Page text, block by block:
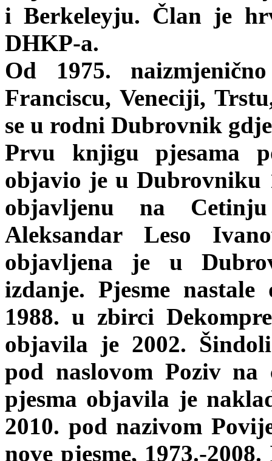
i Berkeleyju. Član je
DHKP-a.
Od 1975.
Franciscu, Veneciji,
se u rodni Dubrovnik
Prvu knjigu pjesama
objavio je u Dubrovniku
objavljenu na
Aleksandar Leso
objavljena je u
izdanje. Pjesme
1988. u zbirci
objavila je 2002.
pod naslovom Poziv
pjesma objavila je
2010. pod nazivom
nove pjesme, 1973.-